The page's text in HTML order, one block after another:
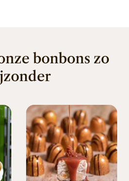
bonbons zo